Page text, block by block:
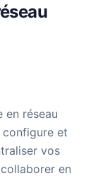
en réseau
configure et
vos
en